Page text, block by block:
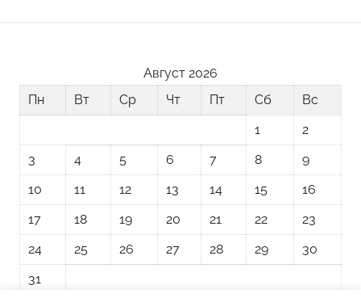
Август 2026
Пн
Вт Ср Чт Пт Сб
Вс
1
2
3
4 5 6 7 8
9
10
11 12 13 14 15
16
17
18 19 20 21 22
23
24
25 26 27 28 29
30
31